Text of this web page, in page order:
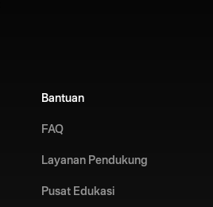
Bantuan
FAQ
Layanan Pendukung
Pusat Edukasi